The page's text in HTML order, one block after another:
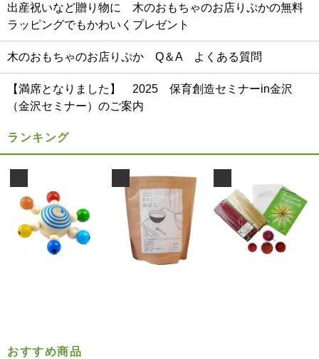
出産祝いなど贈り物に 木のおもちゃのお店りぷかの無料
ラッピングでもかわいくプレゼント
木のおもちゃのお店りぷか Q＆A よくある質問
【満席となりました】 2025 保育創造セミナーin金沢
（金沢セミナー）のご案内
ランキング
おすすめ商品